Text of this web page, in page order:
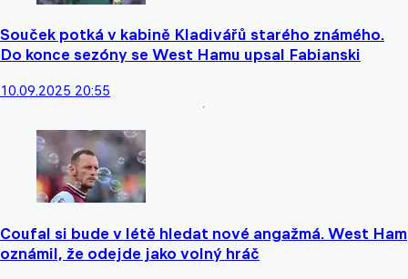
Souček potká v kabině Kladivářů starého známého.
Do konce sezóny se West Hamu upsal Fabianski
10.09.2025 20:55
Coufal si bude v létě hledat nové angažmá. West Ham
oznámil, že odejde jako volný hráč